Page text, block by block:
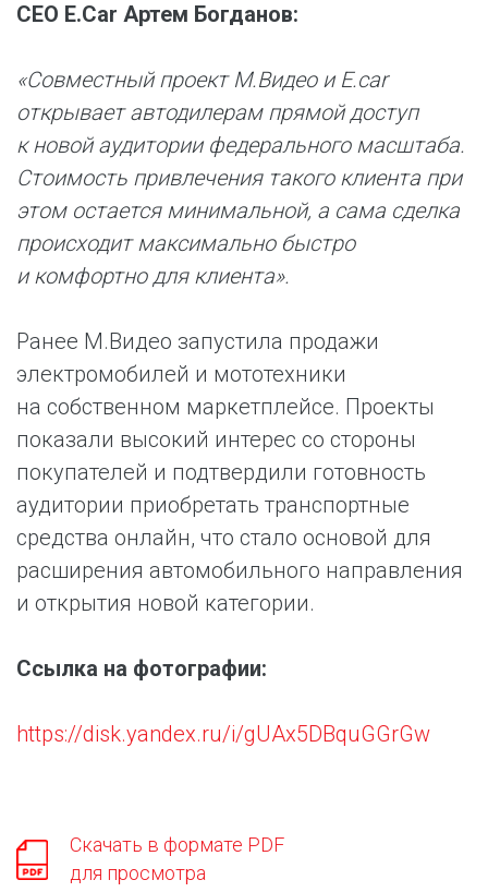
CEO E.Car Артем Богданов:
«Совместный проект М.Видео и E.car
открывает автодилерам прямой доступ
к новой аудитории федерального масштаба.
Стоимость привлечения такого клиента при
этом остается минимальной, а сама сделка
происходит максимально быстро
и комфортно для клиента».
Ранее М.Видео запустила продажи
электромобилей и мототехники
на собственном маркетплейсе. Проекты
показали высокий интерес со стороны
покупателей и подтвердили готовность
аудитории приобретать транспортные
средства онлайн, что стало основой для
расширения автомобильного направления
и открытия новой категории.
Ссылка на фотографии:
https://disk.yandex.ru/i/gUAx5DBquGGrGw
Скачать в формате PDF
для просмотра